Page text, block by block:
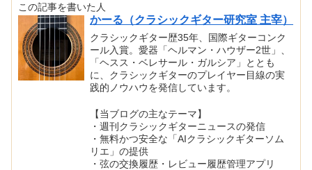
この記事を書いた人
かーる（クラシックギター研究室 主宰）
クラシックギター歴35年、国際ギターコンク
ール入賞。愛器「ヘルマン・ハウザー2世」、
「ヘスス・ベレサール・ガルシア」ととも
に、クラシックギターのプレイヤー目線の実
践的ノウハウを発信しています。
【当ブログの主なテーマ】
・週刊クラシックギターニュースの発信
・無料かつ安全な「AIクラシックギターソム
リエ」の提供
・弦の交換履歴・レビュー履歴管理アプリ